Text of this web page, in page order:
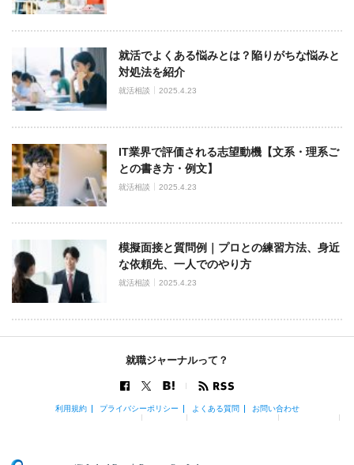
就活でよくある悩みとは？陥りがちな悩みと
対処法を紹介
就活相談 2025.4.23
IT業界で評価される志望動機【文系・理系ご
との書き方・例文】
就活相談 2025.4.23
模擬面接と質問例｜プロとの練習方法、身近
な依頼先、一人でのやり方
就活相談 2025.4.23
就職ジャーナルって？
利用規約 プライバシーポリシー よくある質問 お問い合わせ